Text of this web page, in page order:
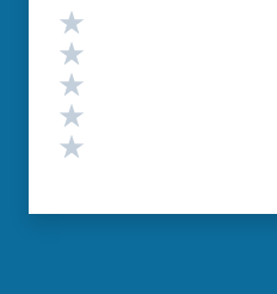
Valutazione